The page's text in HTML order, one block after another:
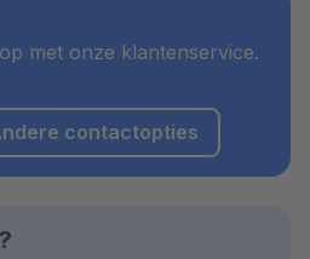
met onze klantenservice.
contactopties